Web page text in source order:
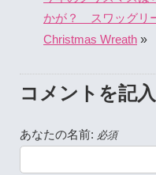
かが？ スワッグリ
Christmas Wreath »
コメントを記
あなたの名前: 必須